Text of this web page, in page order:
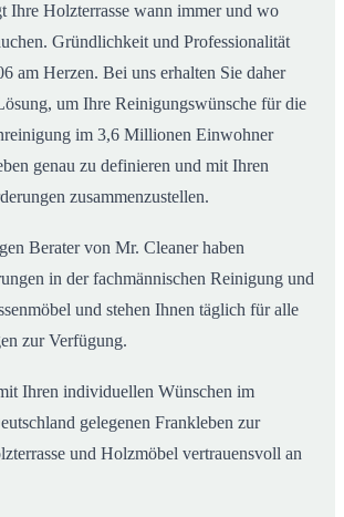
Ihre Holzterrasse wann immer und wo
Gründlichkeit und Professionalität
am Herzen. Bei uns erhalten Sie daher
um Ihre Reinigungswünsche für die
im 3,6 Millionen Einwohner
genau zu definieren und mit Ihren
zusammenzustellen.
Berater von Mr. Cleaner haben
in der fachmännischen Reinigung und
und stehen Ihnen täglich für alle
zur Verfügung.
Ihren individuellen Wünschen im
gelegenen Frankleben zur
und Holzmöbel vertrauensvoll an